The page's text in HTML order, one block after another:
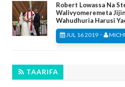
Robert Lowassa Na
Walivyomeremeta
Wahudhuria Harusi
JUL 16 2019 -
TAARIFA